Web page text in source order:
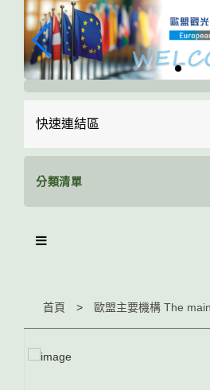
快速連結區
分類清單
首頁